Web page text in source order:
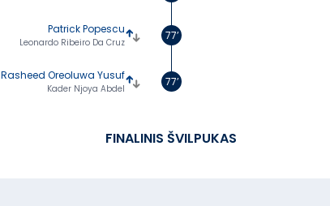
Patrick Popescu
Leonardo Ribeiro Da Cruz
77’
Rasheed Oreoluwa Yusuf
Kader Njoya Abdel
77’
FINALINIS ŠVILPUKAS